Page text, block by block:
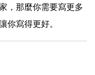
，那麼你需要寫更多
你寫得更好。